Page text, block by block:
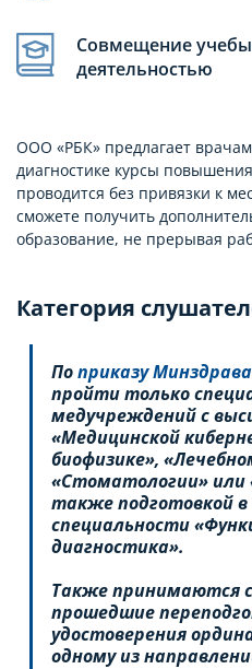
Совмещение учебы
деятельностью
ООО «РБК» предлагает
диагностике курсы
проводится без привязки к
сможете получить
образование, не прерывая
Категория
Поприказу
пройти только
медучреждений с
«Медицинской
биофизике»,
«Стоматологии» или
также подготовкой
специальности
диагностика».
Также принимаются
прошедшие
удостоверения
одному из